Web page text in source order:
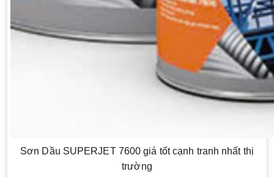
Sơn Dầu SUPERJET 7600 giá tốt cạnh tranh nhất thị
trường